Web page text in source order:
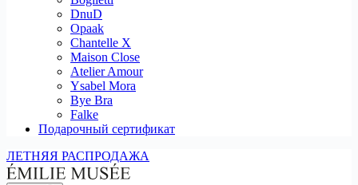
DnuD
Opaak
Chantelle X
Maison Close
Atelier Amour
Ysabel Mora
Bye Bra
Falke
Подарочный сертификат
ЛЕТНЯЯ РАСПРОДАЖА